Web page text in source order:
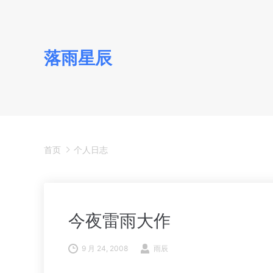
落雨星辰
首页 个人日志
今夜雷雨大作
9 月 24, 2008 雨辰